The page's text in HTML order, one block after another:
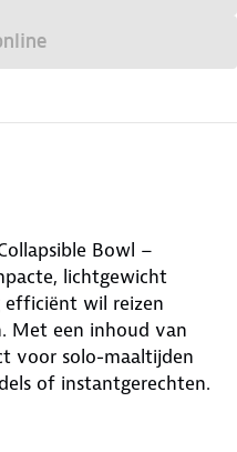
Bowl –
lichtgewicht
wil reizen
Met een inhoud van
voor solo-maaltijden
of instantgerechten.